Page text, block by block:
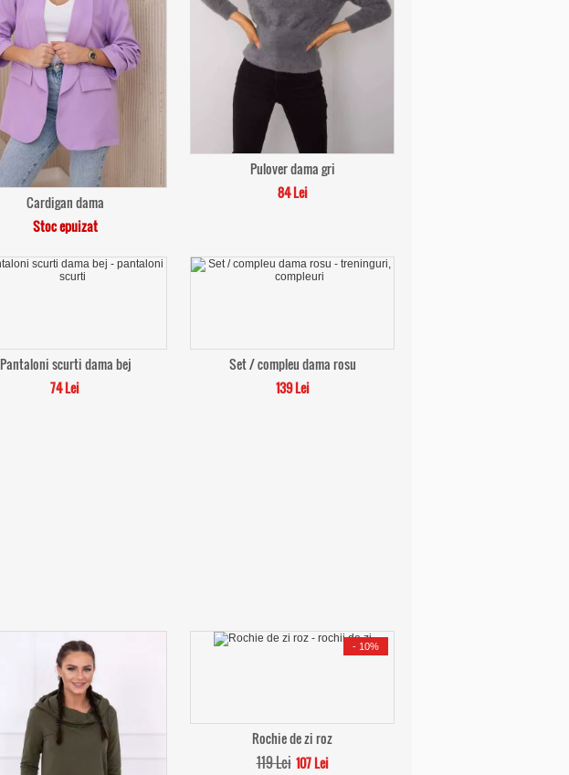
Cardigan dama
Stoc epuizat
Pulover dama gri
84 Lei
Pantaloni scurti dama bej
74 Lei
Set / compleu dama rosu
139 Lei
- 10%
Rochie de zi roz
119 Lei 107 Lei